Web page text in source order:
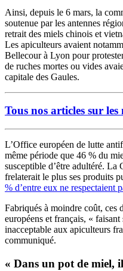
Ainsi, depuis le 6 mars, la
soutenue par les antennes
retrait des miels chinois et
Les apiculteurs avaient
Bellecour à Lyon pour
de ruches mortes ou vides
capitale des Gaules.
Tous nos articles sur
L’Office européen de lutte
même période que 46 % du
susceptible d’être adultéré. La
frelaterait le plus ses produits
% d’entre eux ne respectaient
Fabriqués à moindre coût, ces
européens et français, «
inacceptable aux apiculteurs
communiqué.
« Dans un pot de miel,